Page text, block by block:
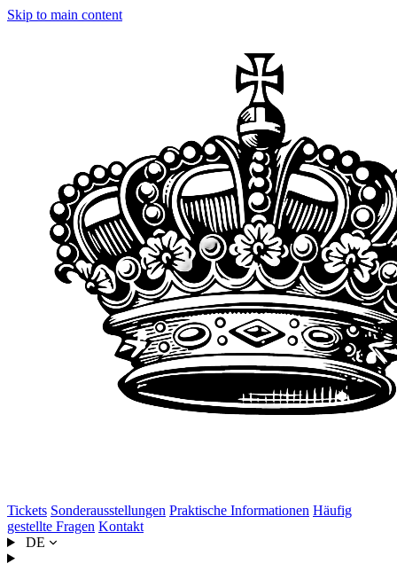
Skip to main content
Tickets Sonderausstellungen Praktische Informationen Häufig
gestellte Fragen Kontakt
DE